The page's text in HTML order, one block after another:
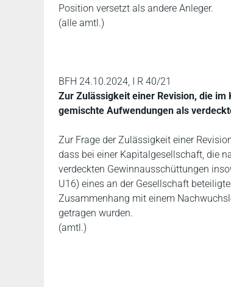
Position versetzt als andere Anleger.
(alle amtl.)
BFH 24.10.2024, I R 40/21
Zur Zulässigkeit einer Revision, die
gemischte Aufwendungen als
Zur Frage der Zulässigkeit einer
dass bei einer Kapitalgesellschaft, die
verdeckten Gewinnausschüttungen
U16) eines an der Gesellschaft
Zusammenhang mit einem
getragen wurden.
(amtl.)